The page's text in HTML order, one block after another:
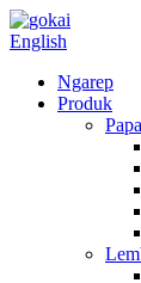
English
Ngarep
Produk